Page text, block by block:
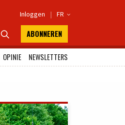
Inloggen | FR 
 ABONNEREN
OPINIE
NEWSLETTERS